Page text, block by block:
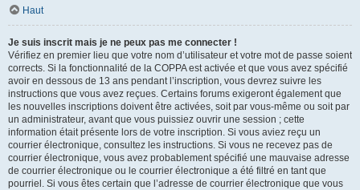
Haut
Je suis inscrit mais je ne peux pas me connecter !
Vérifiez en premier lieu que votre nom d’utilisateur et votre mot de passe soient
corrects. Si la fonctionnalité de la COPPA est activée et que vous avez spécifié
avoir en dessous de 13 ans pendant l’inscription, vous devrez suivre les
instructions que vous avez reçues. Certains forums exigeront également que
les nouvelles inscriptions doivent être activées, soit par vous-même ou soit par
un administrateur, avant que vous puissiez ouvrir une session ; cette
information était présente lors de votre inscription. Si vous aviez reçu un
courrier électronique, consultez les instructions. Si vous ne recevez pas de
courrier électronique, vous avez probablement spécifié une mauvaise adresse
de courrier électronique ou le courrier électronique a été filtré en tant que
pourriel. Si vous êtes certain que l’adresse de courrier électronique que vous